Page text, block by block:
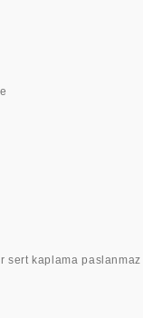
sert kaplama